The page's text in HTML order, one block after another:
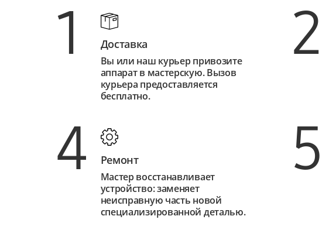
1 Доставка
Вы или наш курьер привозите
аппарат в мастерскую. Вызов
курьера предоставляется
бесплатно.
2
4 Ремонт
Мастер восстанавливает
устройство: заменяет
неисправную часть новой
специализированной деталью.
5